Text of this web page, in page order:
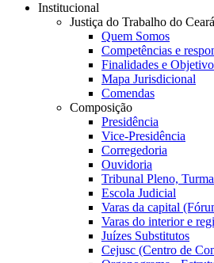
Institucional
Justiça do Trabalho do Ceará
Quem Somos
Competências e
Finalidades e
Mapa Jurisdicional
Comendas
Composição
Presidência
Vice-Presidência
Corregedoria
Ouvidoria
Tribunal Pleno,
Escola Judicial
Varas da capital
Varas do interior e
Juízes Substitutos
Cejusc (Centro de